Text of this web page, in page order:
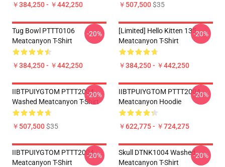
￥384,250 - ￥442,250 ￥507,500$35
Tug Bowl PTTT0106
Meatcanyon T-Shirt
￥384,250 - ￥442,250
-20%
[Limited] Hello Kitten 135
Meatcanyon T-Shirt
￥384,250 - ￥442,250
-20%
IIBTPUIYGTOM PTTT2004
Washed Meatcanyon T-Shirt
￥507,500$35
-20%
IIBTPUIYGTOM PTTT2004
Meatcanyon Hoodie
￥622,775 - ￥724,275
-20%
IIBTPUIYGTOM PTTT2004
Meatcanyon T-Shirt
-20%
Skull DTNK1004 Washed
Meatcanyon T-Shirt
-20%